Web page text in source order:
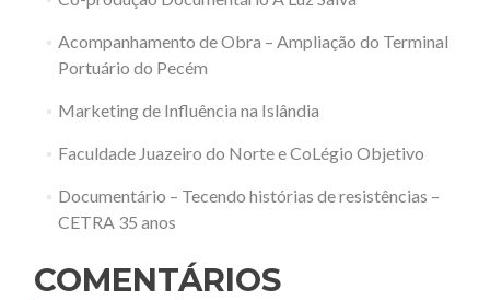
Acompanhamento de Obra – Ampliação do Terminal
Portuário do Pecém
Marketing de Influência na Islândia
Faculdade Juazeiro do Norte e CoLégio Objetivo
Documentário – Tecendo histórias de resistências –
CETRA 35 anos
COMENTÁRIOS